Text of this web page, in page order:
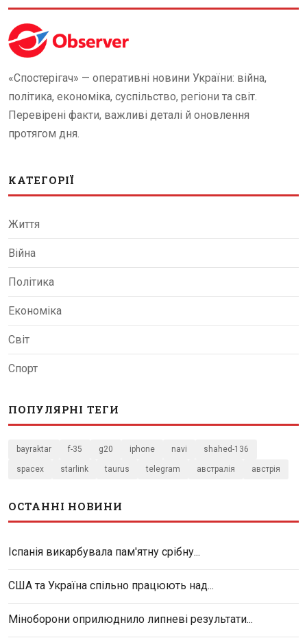
«Спостерігач» — оперативні новини України: війна,
політика, економіка, суспільство, регіони та світ.
Перевірені факти, важливі деталі й оновлення
протягом дня.
КАТЕГОРІЇ
Життя
Війна
Політика
Економіка
Світ
Спорт
ПОПУЛЯРНІ ТЕГИ
bayraktar f-35 g20 iphone navi shahed-136
spacex starlink taurus telegram австралія австрія
ОСТАННІ НОВИНИ
Іспанія викарбувала пам'ятну срібну...
США та Україна спільно працюють над...
Міноборони оприлюднило липневі результати...